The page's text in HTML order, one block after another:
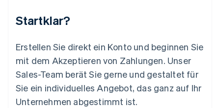
Startklar?
Erstellen Sie direkt ein Konto und beginnen Sie
mit dem Akzeptieren von Zahlungen. Unser
Sales-Team berät Sie gerne und gestaltet für
Sie ein individuelles Angebot, das ganz auf Ihr
Unternehmen abgestimmt ist.
Mexiko
English
Niederlande
Nederlands English
Norwegen
English
Österreich